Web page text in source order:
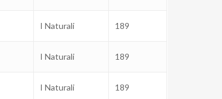
I Naturali 189
I Naturali 189
I Naturali 189